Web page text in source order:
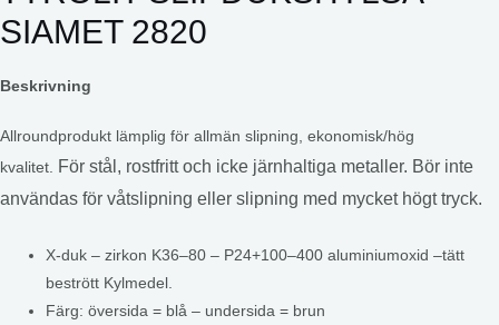
SIAMET 2820
Beskrivning
Allroundprodukt lämplig för allmän slipning, ekonomisk/hög
kvalitet. För stål, rostfritt och icke järnhaltiga metaller. Bör inte
användas för våtslipning eller slipning med mycket högt tryck.
X-duk – zirkon K36–80 – P24+100–400 aluminiumoxid –tätt
bestrött Kylmedel.
Färg: översida = blå – undersida = brun